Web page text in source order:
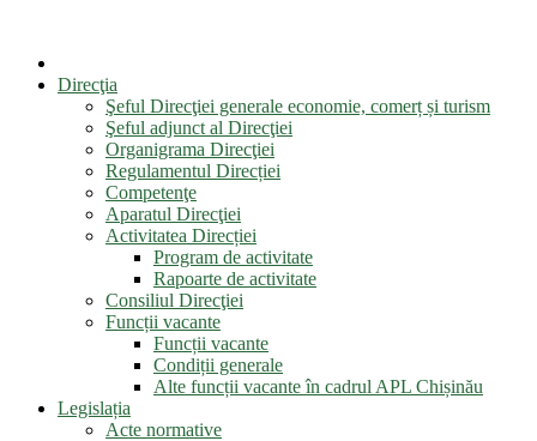
Direcţia
Şeful Direcţiei generale economie, comerț și turism
Şeful adjunct al Direcţiei
Organigrama Direcţiei
Regulamentul Direcției
Competenţe
Aparatul Direcţiei
Activitatea Direcției
Program de activitate
Rapoarte de activitate
Consiliul Direcţiei
Funcții vacante
Funcții vacante
Condiții generale
Alte funcții vacante în cadrul APL Chișinău
Legislația
Acte normative